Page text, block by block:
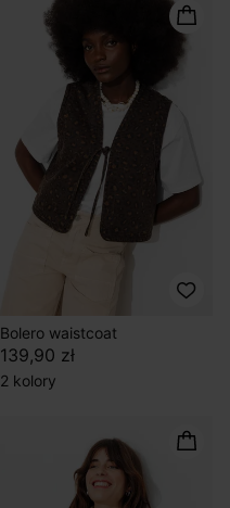
Bolero waistcoat
139,90 zł
2 kolory